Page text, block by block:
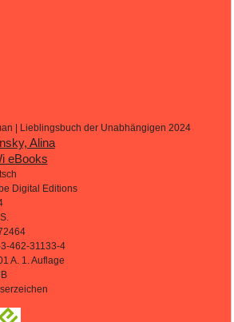
| Lieblingsbuch der Unabhängigen 2024
Alina
eBooks
Digital Editions
462-31133-4
A. 1. Auflage